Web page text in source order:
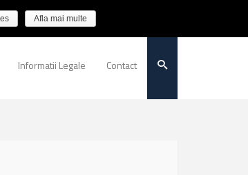
Informatii Legale Contact
Afla mai multe